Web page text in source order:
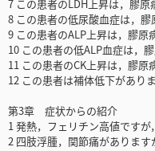
7 この患者のLDH上昇は，膠原
8 この患者の低尿酸血症は，
9 この患者のALP上昇は，膠原
10 この患者の低ALP血症は，
11 この患者のCK上昇は，膠原
12 この患者は補体低下があり
第3章 症状からの紹介
1 発熱，フェリチン高値です
2 四肢浮腫，関節痛がありま